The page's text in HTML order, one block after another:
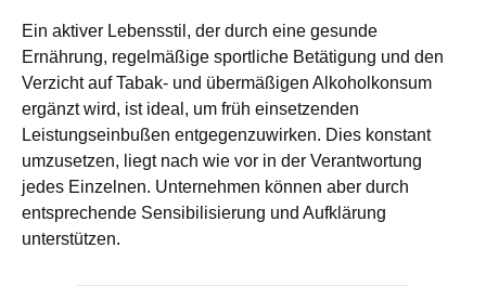
Ein aktiver Lebensstil, der durch eine gesunde
Ernährung, regelmäßige sportliche Betätigung und den
Verzicht auf Tabak- und übermäßigen Alkoholkonsum
ergänzt wird, ist ideal, um früh einsetzenden
Leistungseinbußen entgegenzuwirken. Dies konstant
umzusetzen, liegt nach wie vor in der Verantwortung
jedes Einzelnen. Unternehmen können aber durch
entsprechende Sensibilisierung und Aufklärung
unterstützen.